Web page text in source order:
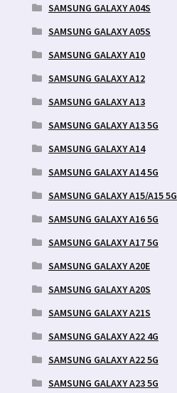
SAMSUNG GALAXY A04S
SAMSUNG GALAXY A05S
SAMSUNG GALAXY A10
SAMSUNG GALAXY A12
SAMSUNG GALAXY A13
SAMSUNG GALAXY A13 5G
SAMSUNG GALAXY A14
SAMSUNG GALAXY A14 5G
SAMSUNG GALAXY A15/A15 5G
SAMSUNG GALAXY A16 5G
SAMSUNG GALAXY A17 5G
SAMSUNG GALAXY A20E
SAMSUNG GALAXY A20S
SAMSUNG GALAXY A21S
SAMSUNG GALAXY A22 4G
SAMSUNG GALAXY A22 5G
SAMSUNG GALAXY A23 5G